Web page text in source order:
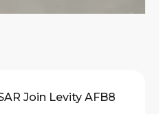
Join Levity AFB8